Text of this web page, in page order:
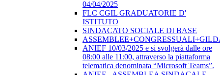
04/04/2025
FLC CGIL GRADUATORIE D'
ISTITUTO
SINDACATO SOCIALE DI BASE
ANIEF 10/03/2025 e si svolgerà dalle ore
08:00 alle 11:00, attraverso la piattaforma
telematica denominata “Microsoft Teams”.